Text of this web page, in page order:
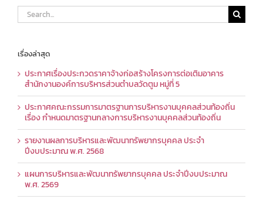
Search
for:
เรื่องล่าสุด
ประกาศเรื่องประกวดราคาจ้างก่อสร้างโครงการต่อเติมอาคาร
สำนักงานองค์การบริหารส่วนตำบลวัดตูม หมู่ที่ 5
ประกาศคณะกรรมการมาตรฐานการบริหารงานบุคคลส่วนท้องถิ่น
เรื่อง กำหนดมาตรฐานกลางการบริหารงานบุคคลส่วนท้องถิ่น
รายงานผลการบริหารและพัฒนาทรัพยากรบุคคล ประจำ
ปีงบประมาณ พ.ศ. 2568
แผนการบริหารและพัฒนาทรัพยากรบุคคล ประจำปีงบประมาณ
พ.ศ. 2569